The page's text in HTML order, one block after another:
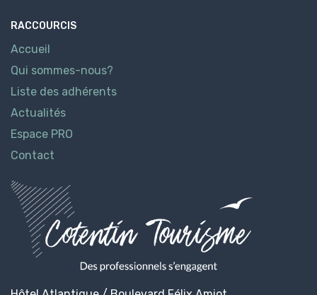
RACCOURCIS
Accueil
Qui sommes-nous?
Liste des adhérents
Actualités
Espace PRO
Contact